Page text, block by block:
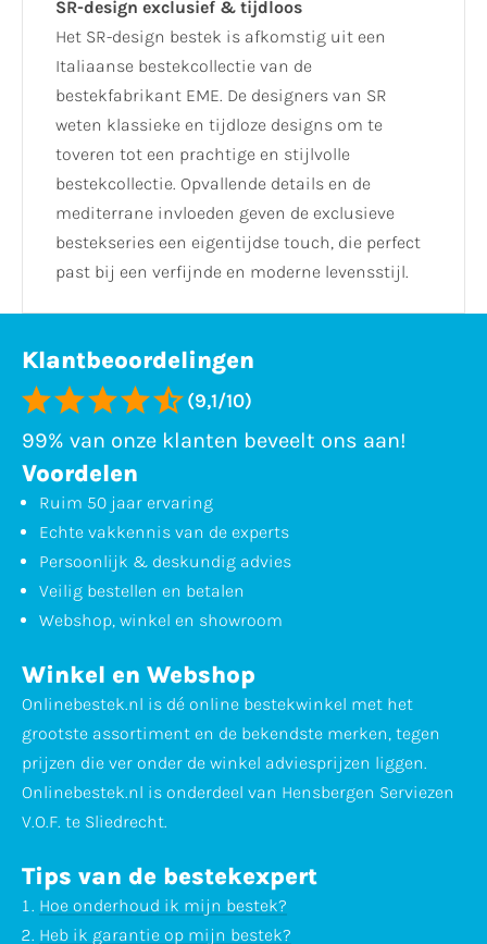
SR-design exclusief & tijdloos
Het SR-design bestek is afkomstig uit een
Italiaanse bestekcollectie van de
bestekfabrikant EME. De designers van SR
weten klassieke en tijdloze designs om te
toveren tot een prachtige en stijlvolle
bestekcollectie. Opvallende details en de
mediterrane invloeden geven de exclusieve
bestekseries een eigentijdse touch, die perfect
past bij een verfijnde en moderne levensstijl.
Klantbeoordelingen
(9,1/10)
99% van onze klanten beveelt ons aan!
Voordelen
Ruim 50 jaar ervaring
Echte vakkennis van de experts
Persoonlijk & deskundig advies
Veilig bestellen en betalen
Webshop, winkel en showroom
Winkel en Webshop
Onlinebestek.nl is dé online bestekwinkel met het
grootste assortiment en de bekendste merken, tegen
prijzen die ver onder de winkel adviesprijzen liggen.
Onlinebestek.nl is onderdeel van Hensbergen Serviezen
V.O.F. te Sliedrecht.
Tips van de bestekexpert
Hoe onderhoud ik mijn bestek?
Heb ik garantie op mijn bestek?